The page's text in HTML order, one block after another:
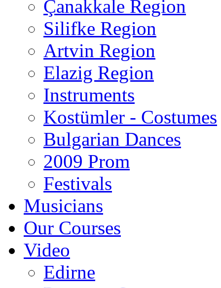
Çanakkale Region
Silifke Region
Artvin Region
Elazig Region
Instruments
Kostümler - Costumes
Bulgarian Dances
2009 Prom
Festivals
Musicians
Our Courses
Video
Edirne